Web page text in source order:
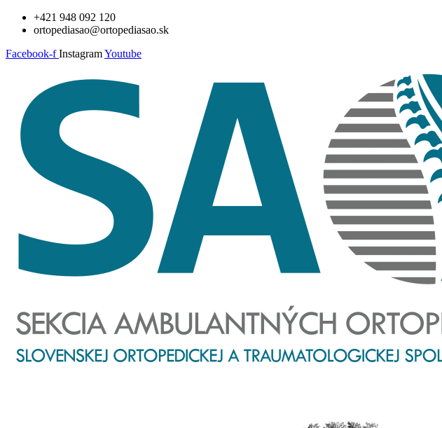
Preskočiť+421 948 092 120
ortopediasao@ortopediasao.sk
Facebook-f InstagramYoutube